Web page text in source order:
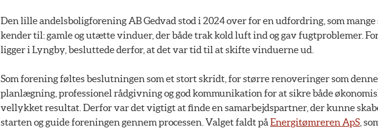
Den lille andelsboligforening AB Gedvad stod i 2024 over for en udfordring, som
kender til: gamle og utætte vinduer, der både trak kold luft ind og gav fugtproblemer.
ligger i Lyngby, besluttede derfor, at det var tid til at skifte vinduerne ud.
Som forening føltes beslutningen som et stort skridt, for større renoveringer som
planlægning, professionel rådgivning og god kommunikation for at sikre både
vellykket resultat. Derfor var det vigtigt at finde en samarbejdspartner, der kunne
starten og guide foreningen gennem processen. Valget faldt på Energitømreren ApS ,